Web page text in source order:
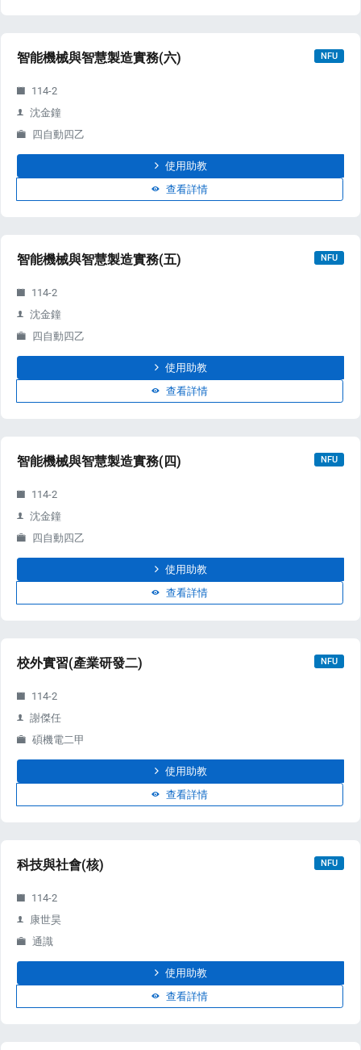
智能機械與智慧製造實務(六) NFU
114-2
沈金鐘
四自動四乙
使用助教
查看詳情
智能機械與智慧製造實務(五) NFU
114-2
沈金鐘
四自動四乙
使用助教
查看詳情
智能機械與智慧製造實務(四) NFU
114-2
沈金鐘
四自動四乙
使用助教
查看詳情
校外實習(產業研發二) NFU
114-2
謝傑任
碩機電二甲
使用助教
查看詳情
科技與社會(核) NFU
114-2
康世昊
通識
使用助教
查看詳情